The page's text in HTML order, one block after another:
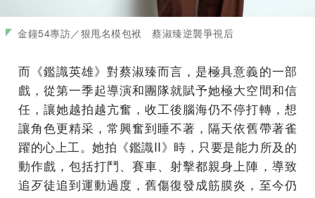
金鐘54專訪／狠甩名模包袱 蔡淑臻逆襲爭視后
而《鑑識英雄》對蔡淑臻而言，是極具意義的一部
戲，從第一季起導演和團隊就賦予她極大空間和信
任，讓她越拍越亢奮，收工後腦海仍不停打轉，想
讓角色更精采，常興奮到睡不著，隔天依舊帶著雀
躍的心上工。她拍《鑑識II》時，只要是能力所及的
動作戲，包括打鬥、賽車、射擊都親身上陣，導致
追歹徒追到運動過度，舊傷復發成筋膜炎，至今仍